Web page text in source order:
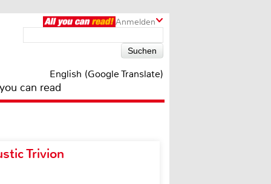
Anmelden
English (Google Translate)
can read
Trivion